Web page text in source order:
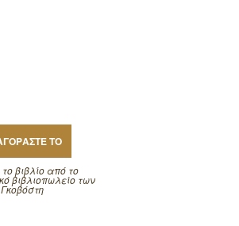
ΤΟ
βιβλίο από το
βιβλιοπωλείο των